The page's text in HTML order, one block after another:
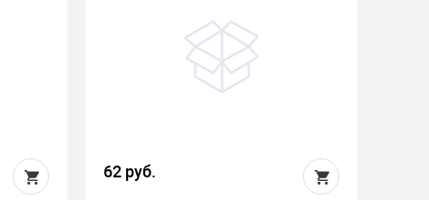
62 руб.